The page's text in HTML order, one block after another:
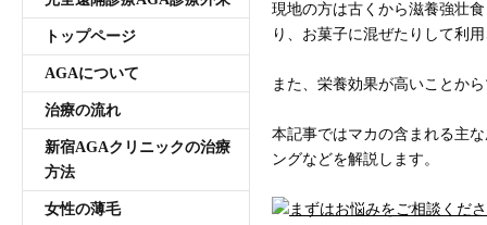
現地の方は古くから滋養強壮
り、お菓子に混ぜたりして利
また、栄養効果が高いことか
本記事ではマカの含まれる主
ングなどを解説します。
トップページ
AGAについて
治療の流れ
新宿AGAクリニックの治療
方法
女性の薄毛